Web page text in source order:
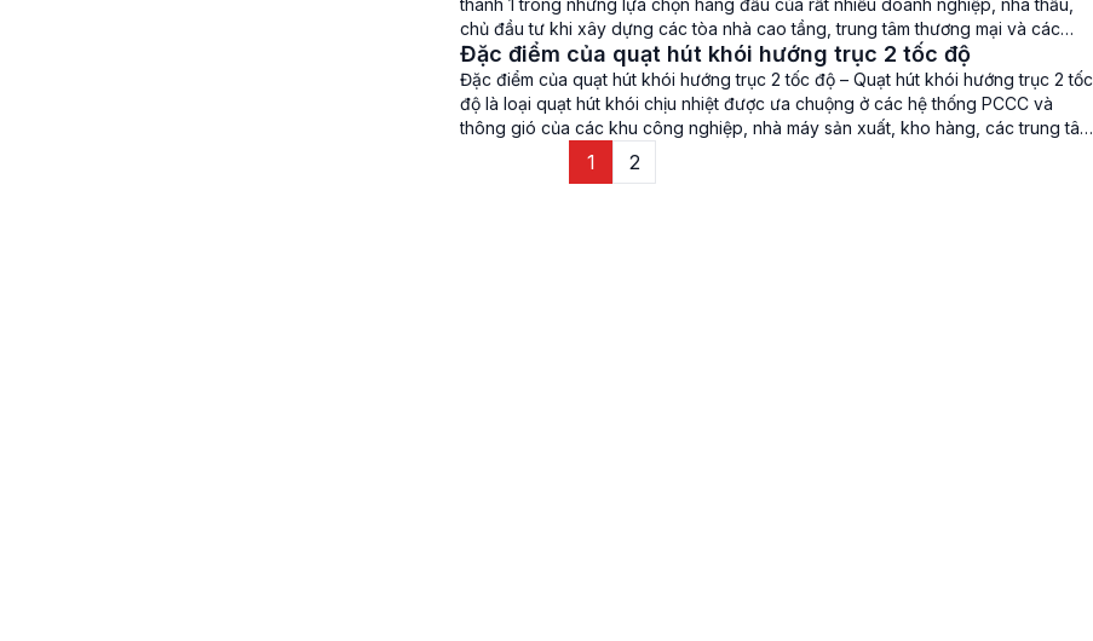
thành 1 trong những lựa chọn hàng đầu của rất nhiều doanh nghiệp, nhà thầu,
chủ đầu tư khi xây dựng các tòa nhà cao tầng, trung tâm thương mại và các
xưởng sản xuất, […]
Đặc điểm của quạt hút khói hướng trục 2 tốc độ
Đặc điểm của quạt hút khói hướng trục 2 tốc độ – Quạt hút khói hướng trục 2 tốc
độ là loại quạt hút khói chịu nhiệt được ưa chuộng ở các hệ thống PCCC và
thông gió của các khu công nghiệp, nhà máy sản xuất, kho hàng, các trung tâm
thương mại, tòa […]
1 2